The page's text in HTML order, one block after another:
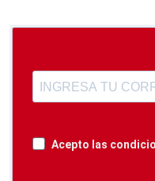
Acepto las